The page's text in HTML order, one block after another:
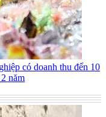
có doanh thu đến 10
năm